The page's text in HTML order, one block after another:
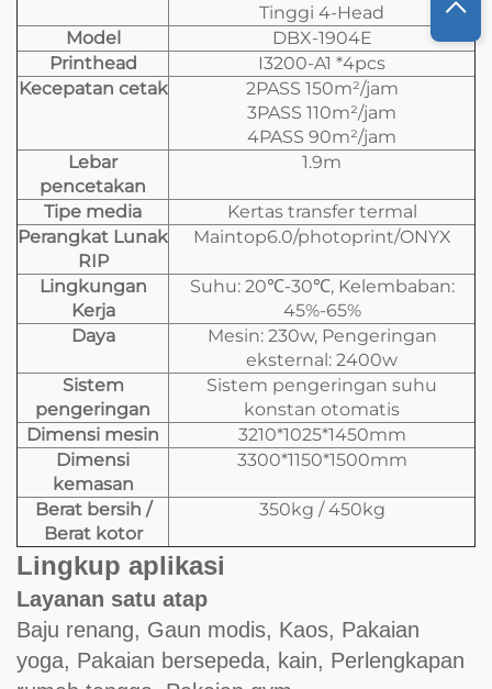
Tinggi 4-Head
Model
DBX-1904E
Printhead
I3200-A1 *4pcs
Kecepatan cetak
2PASS 150m²/jam
3PASS 110m²/jam
4PASS 90m²/jam
Lebar
pencetakan
1.9m
Tipe media
Kertas transfer termal
Perangkat Lunak
RIP
Maintop6.0/photoprint/ONYX
Lingkungan
Kerja
Suhu: 20℃-30℃, Kelembaban:
45%-65%
Daya
Mesin: 230w, Pengeringan
eksternal: 2400w
Sistem
pengeringan
Sistem pengeringan suhu
konstan otomatis
Dimensi mesin
3210*1025*1450mm
Dimensi
kemasan
3300*1150*1500mm
Berat bersih /
Berat kotor
350kg / 450kg
Lingkup aplikasi
Layanan satu atap
Baju renang, Gaun modis, Kaos, Pakaian
yoga, Pakaian bersepeda, kain, Perlengkapan